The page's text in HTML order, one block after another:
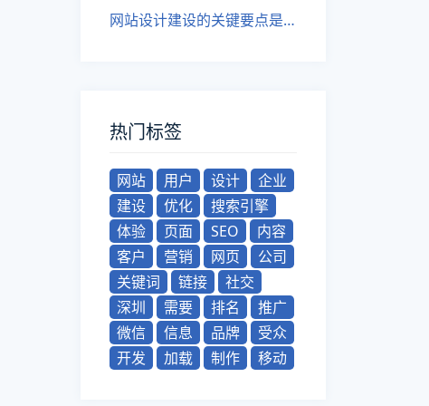
网站设计建设的关键要点是什么？
热门标签
网站 用户 设计
企业
建设
优化
搜索引擎
体验
页面 SEO
内容
客户
营销 网页
公司
关键词
链接
社交
深圳
需要 排名
推广
微信
信息 品牌
受众
开发
加载 制作 移动